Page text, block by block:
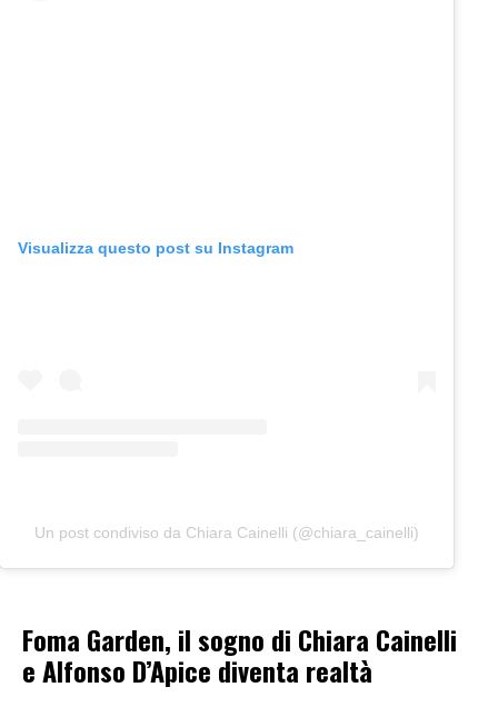
Visualizza questo post su Instagram
Un post condiviso da Chiara Cainelli (@chiara_cainelli)
Foma Garden, il sogno di Chiara Cainelli
e Alfonso D’Apice diventa realtà